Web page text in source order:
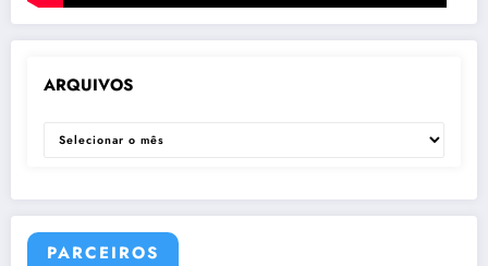
ARQUIVOS
ARQUIVOS
PARCEIROS